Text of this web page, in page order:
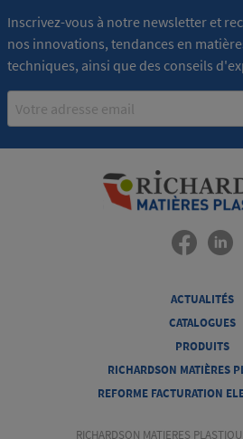
Inscrivez-vous à notre newsletter et
nos innovations, tendances en
techniques, ainsi que des conseils
ACTUALITÉS
CATALOGUES
PRODUITS
RICHARDSON MATIÈRES
REFORME FACTURATION
RICHARDSON MATIERES